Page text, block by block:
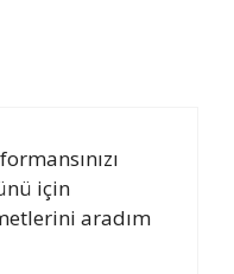
için
aradım